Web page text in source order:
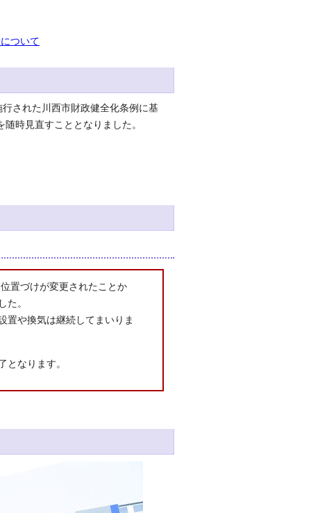
ついて
された川西市財政健全化条例に基
時見直すこととなりました。
置づけが変更されたことか
た。
置や換気は継続してまいりま
となります。